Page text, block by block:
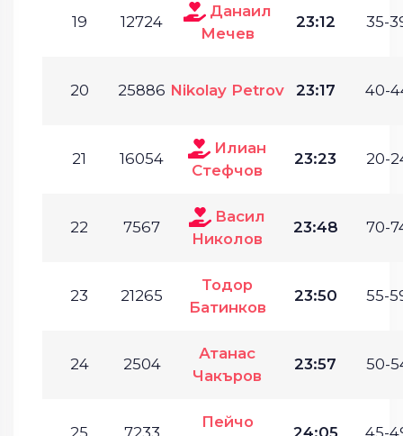
19 12724
Данаил
Мечев
23:12 35-
20 25886 Nikolay Petrov 23:17 40-
21 16054
Илиан
Стефчов
23:23 20-
22 7567
Васил
Николов
23:48 70-
23 21265
Тодор
Батинков
23:50 55-
24 2504
Атанас
Чакъров
23:57 50-
25 7233
Пейчо
24:05 45-